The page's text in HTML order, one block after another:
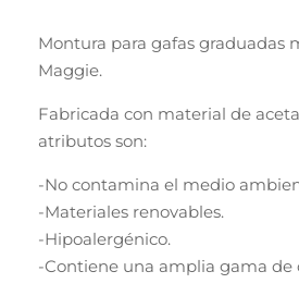
Montura para gafas graduadas
Maggie.
Fabricada con material de
atributos son:
-No contamina el medio
-Materiales renovables.
-Hipoalergénico.
-Contiene una amplia gama de